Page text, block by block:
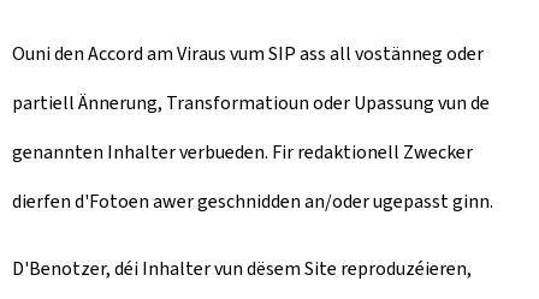
Ouni den Accord am Viraus vum SIP ass all vostänneg oder
partiell Ännerung, Transformatioun oder Upassung vun de
genannten Inhalter verbueden. Fir redaktionell Zwecker
dierfen d'Fotoen awer geschnidden an/oder ugepasst ginn.
D'Benotzer, déi Inhalter vun dësem Site reproduzéieren,